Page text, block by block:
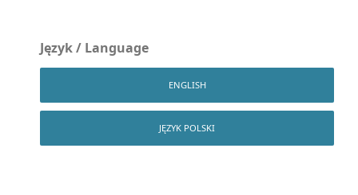
Język / Language
ENGLISH
JĘZYK POLSKI